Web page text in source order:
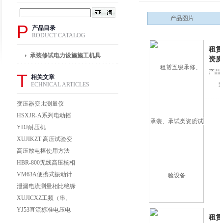
P
产品目录
RODUCT CATALOG
承装修试电力设施施工机具
T 相关文章
ECHNICAL ARTICLES
变压器变比测量仪
HSXJR-A系列电动摇
表
YDJ耐压机
XUJIKZT 高压试验变
压器电源控制台
高压放电棒使用方法
HBR-800无线高压核相
仪无线高压核相器技术
参数
VM63A便携式振动计
上海徐吉电气
泄漏电流测量相比绝缘
电阻测量，有何优势
XUJICXZ工频（串、
并联）谐振高压试验变
YJ53直流标准电压电
产品图片
租
资
产
租